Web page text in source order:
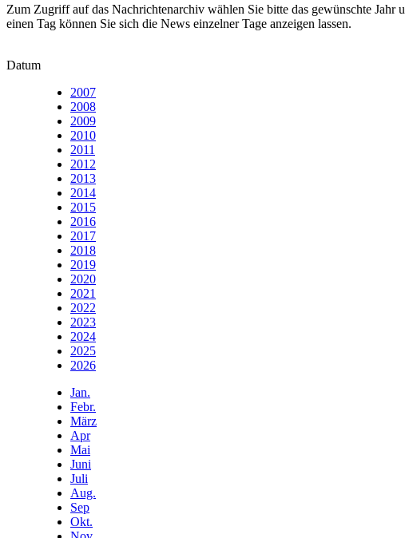
Zum Zugriff auf das Nachrichtenarchiv wählen Sie bitte das gewünschte
einen Tag können Sie sich die News einzelner Tage anzeigen lassen.
Datum
2007
2008
2009
2010
2011
2012
2013
2014
2015
2016
2017
2018
2019
2020
2021
2022
2023
2024
2025
2026
Jan.
Febr.
März
Apr
Mai
Juni
Juli
Aug.
Sep
Okt.